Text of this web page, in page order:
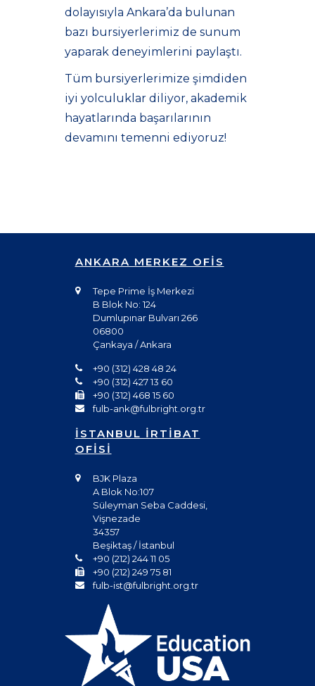
dolayısıyla Ankara’da bulunan
bazı bursiyerlerimiz de sunum
yaparak deneyimlerini paylaştı.
Tüm bursiyerlerimize şimdiden
iyi yolculuklar diliyor, akademik
hayatlarında başarılarının
devamını temenni ediyoruz!
ANKARA MERKEZ OFİS
Tepe Prime İş Merkezi
B Blok No: 124
Dumlupınar Bulvarı 266
06800
Çankaya / Ankara
+90 (312) 428 48 24
+90 (312) 427 13 60
+90 (312) 468 15 60
fulb-ank@fulbright.org.tr
İSTANBUL İRTİBAT
OFİSİ
BJK Plaza
A Blok No:107
Süleyman Seba Caddesi,
Vişnezade
34357
Beşiktaş / İstanbul
+90 (212) 244 11 05
+90 (212) 249 75 81
fulb-ist@fulbright.org.tr